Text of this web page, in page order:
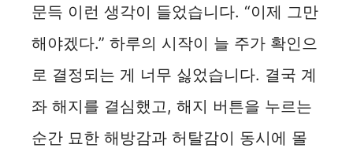
문득 이런 생각이 들었습니다. “이제 그만
해야겠다.” 하루의 시작이 늘 주가 확인으
로 결정되는 게 너무 싫었습니다. 결국 계
좌 해지를 결심했고, 해지 버튼을 누르는
순간 묘한 해방감과 허탈감이 동시에 몰